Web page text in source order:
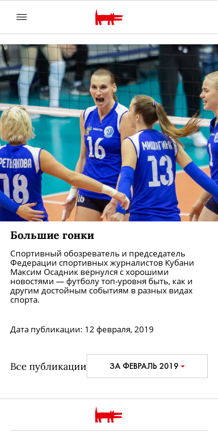
Большие гонки
Спортивный обозреватель и председатель
Федерации спортивных журналистов Кубани
Максим Осадник вернулся с хорошими
новостями — футболу топ-уровня быть, как и
другим достойным событиям в разных видах
спорта.
Дата публикации: 12 февраля, 2019
Все публикации ЗА ФЕВРАЛЬ 2019